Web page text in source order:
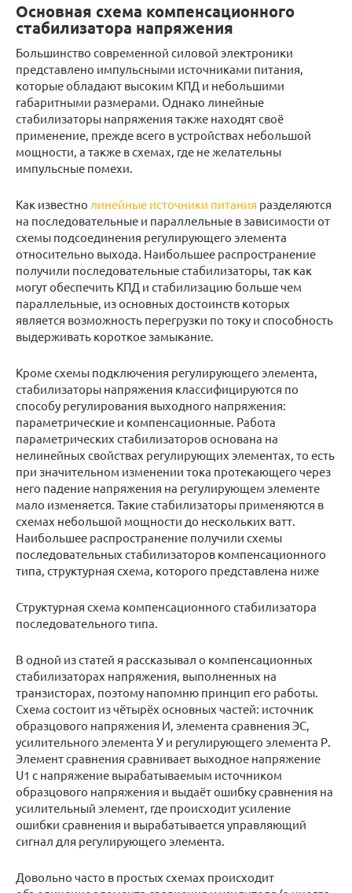
Основная схема компенсационного
стабилизатора напряжения
Большинство современной силовой электроники
представлено импульсными источниками питания,
которые обладают высоким КПД и небольшими
габаритными размерами. Однако линейные
стабилизаторы напряжения также находят своё
применение, прежде всего в устройствах небольшой
мощности, а также в схемах, где не желательны
импульсные помехи.
Как известно линейные источники питания разделяются
на последовательные и параллельные в зависимости от
схемы подсоединения регулирующего элемента
относительно выхода. Наибольшее распространение
получили последовательные стабилизаторы, так как
могут обеспечить КПД и стабилизацию больше чем
параллельные, из основных достоинств которых
является возможность перегрузки по току и способность
выдерживать короткое замыкание.
Кроме схемы подключения регулирующего элемента,
стабилизаторы напряжения классифицируются по
способу регулирования выходного напряжения:
параметрические и компенсационные. Работа
параметрических стабилизаторов основана на
нелинейных свойствах регулирующих элементах, то есть
при значительном изменении тока протекающего через
него падение напряжения на регулирующем элементе
мало изменяется. Такие стабилизаторы применяются в
схемах небольшой мощности до нескольких ватт.
Наибольшее распространение получили схемы
последовательных стабилизаторов компенсационного
типа, структурная схема, которого представлена ниже
Структурная схема компенсационного стабилизатора
последовательного типа.
В одной из статей я рассказывал о компенсационных
стабилизаторах напряжения, выполненных на
транзисторах, поэтому напомню принцип его работы.
Схема состоит из чётырёх основных частей: источник
образцового напряжения И, элемента сравнения ЭС,
усилительного элемента У и регулирующего элемента Р.
Элемент сравнения сравнивает выходное напряжение
U1 с напряжение вырабатываемым источником
образцового напряжения и выдаёт ошибку сравнения на
усилительный элемент, где происходит усиление
ошибки сравнения и вырабатывается управляющий
сигнал для регулирующего элемента.
Довольно часто в простых схемах происходит